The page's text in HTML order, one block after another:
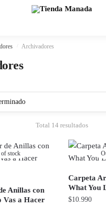
Archivadores
Total 14 resultados
stock
Anillas con
Vas a Hacer
Carpeta
What You
$10.990